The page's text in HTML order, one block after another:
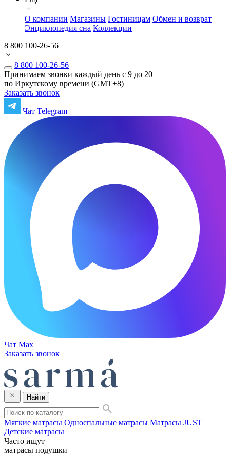
О компании Магазины Гостиницам Обмен и возврат
Энциклопедия сна Коллекции
8 800 100-26-56
8 800 100-26-56
Принимаем звонки каждый день с 9 до 20
по Иркутскому времени (GMT+8)
Заказать звонок
Чат Telegram
Чат Max
Заказать звонок
Найти
Мягкие матрасы Односпальные матрасы Матрасы JUST
Детские матрасы
Часто ищут
матрасы подушки